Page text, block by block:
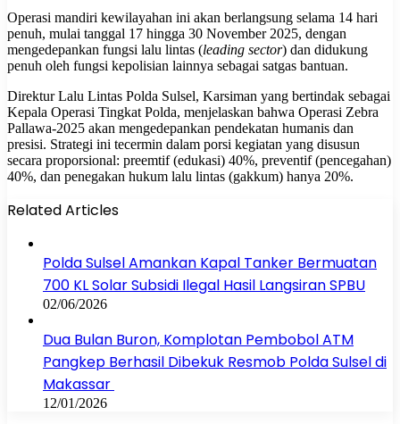
Operasi mandiri kewilayahan ini akan berlangsung selama 14 hari
penuh, mulai tanggal 17 hingga 30 November 2025, dengan
mengedepankan fungsi lalu lintas (leading sector) dan didukung
penuh oleh fungsi kepolisian lainnya sebagai satgas bantuan.
Direktur Lalu Lintas Polda Sulsel, Karsiman yang bertindak sebagai
Kepala Operasi Tingkat Polda, menjelaskan bahwa Operasi Zebra
Pallawa-2025 akan mengedepankan pendekatan humanis dan
presisi. Strategi ini tecermin dalam porsi kegiatan yang disusun
secara proporsional: preemtif (edukasi) 40%, preventif (pencegahan)
40%, dan penegakan hukum lalu lintas (gakkum) hanya 20%.
Related Articles
Polda Sulsel Amankan Kapal Tanker Bermuatan
700 KL Solar Subsidi Ilegal Hasil Langsiran SPBU
02/06/2026
Dua Bulan Buron, Komplotan Pembobol ATM
Pangkep Berhasil Dibekuk Resmob Polda Sulsel di
Makassar
12/01/2026